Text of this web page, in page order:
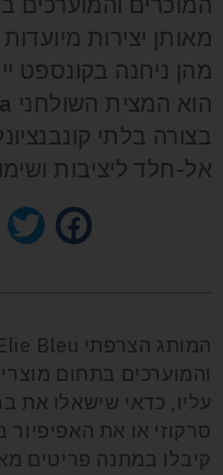
מאותן יצירות
בצורה בלתי
אל-חלד ליציבות
והמוערכים בתחום
עליו, כדאי שישאלו את
קיבלו במתנה פריטים